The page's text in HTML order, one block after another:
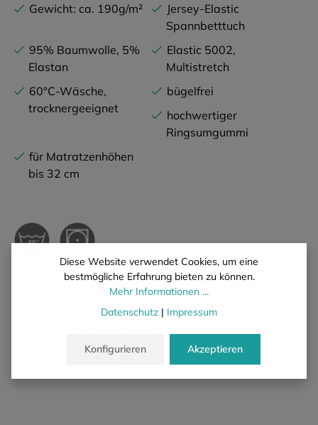
Gewicht: ca. 190g/m²
Jersey-Elastic
Spannbetttuch
95% Baumwolle, 5%
Elastan
Elastic 5002,
Multistretch
60°C-Wäsche,
trocknergeeignet
bügelfrei
hochwertiger
Ringsumgummi
für Matratzenhöhen
bis 32 cm
Beschreibung
Für alle, die ein hochelastisches Spannbettlaken benötigen,
Diese Website verwendet Cookies, um eine
bestmögliche Erfahrung bieten zu können.
Mehr Informationen ...
Datenschutz | Impressum
Konfigurieren Akzeptieren